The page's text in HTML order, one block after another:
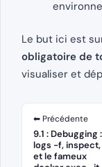
Le but ici est
obligatoire de
visualiser et
⬅ Précédente
9.1 : Debugging :
logs -f, inspect,
et le fameux